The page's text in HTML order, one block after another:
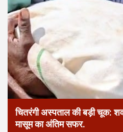
चितरंगी अस्पताल की बड़ी चूक:
मासूम का अंतिम सफर.